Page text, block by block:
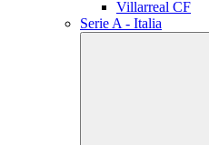
Villarreal CF
Serie A - Italia